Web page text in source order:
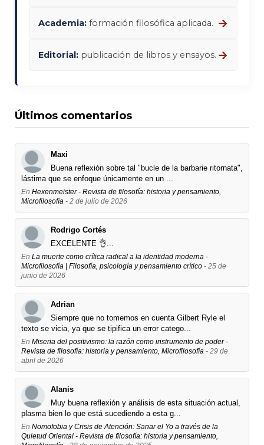
Academia: formación filosófica aplicada. →
Editorial: publicación de libros y ensayos. →
Últimos comentarios
Maxi
Buena reflexión sobre tal "bucle de la barbarie ritornata",
lástima que se enfoque únicamente en un ...
En Hexenmeister - Revista de filosofía: historia y pensamiento,
Microfilosofía - 2 de julio de 2026
Rodrigo Cortés
EXCELENTE 👌...
En La muerte como crítica radical a la identidad moderna -
Microfilosofía | Filosofía, psicología y pensamiento crítico - 25 de
junio de 2026
Adrian
Siempre que no tomemos en cuenta Gilbert Ryle el
texto se vicia, ya que se tipifica un error catego...
En Miseria del positivismo: la razón como instrumento de poder -
Revista de filosofía: historia y pensamiento, Microfilosofía - 29 de
abril de 2026
Alanis
Muy buena reflexión y análisis de esta situación actual,
plasma bien lo que está sucediendo a esta g...
En Nomofobia y Crisis de Atención: Sanar el Yo a través de la
Quietud Oriental - Revista de filosofía: historia y pensamiento,